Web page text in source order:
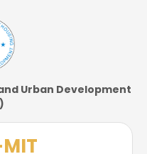
Urban Development